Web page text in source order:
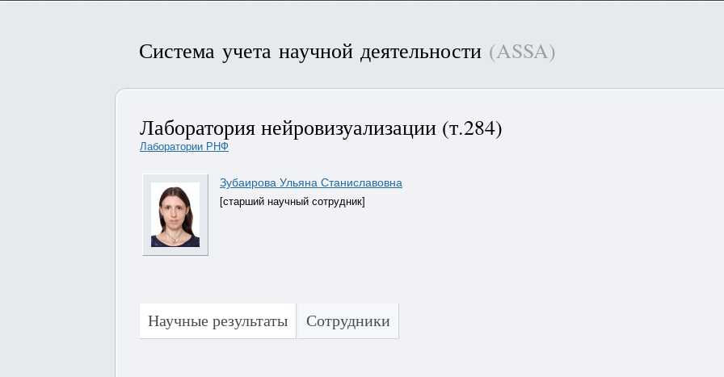
Система учета научной деятельности (ASSA)
Лаборатория нейровизуализации (т.284)
Лаборатории РНФ
Зубаирова Ульяна Станиславовна
[старший научный сотрудник]
Научные результаты Сотрудники